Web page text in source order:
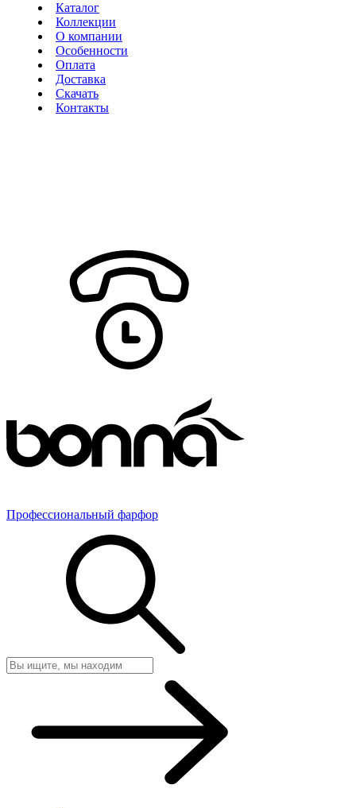
Каталог
Коллекции
О компании
Особенности
Оплата
Доставка
Скачать
Контакты
Профессиональный фарфор